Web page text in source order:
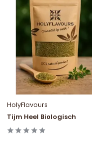
HolyFlavours
Tijm Heel Biologisch